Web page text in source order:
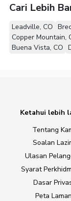
Cari Lebih
Leadville, CO
Copper Mountain,
Buena Vista, CO
Ketahui lebih
Tentang
Soalan
Ulasan
Syarat
Dasar
Peta Laman